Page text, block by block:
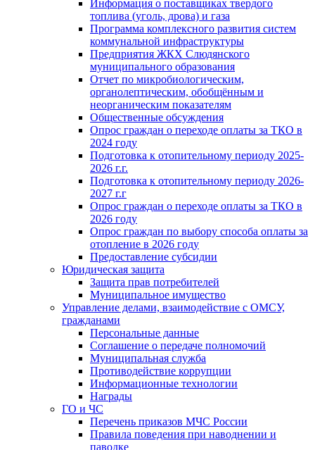
Информация о поставщиках твердого
топлива (уголь, дрова) и газа
Программа комплексного развития систем
коммунальной инфраструктуры
Предприятия ЖКХ Слюдянского
муниципального образования
Отчет по микробиологическим,
органолептическим, обобщённым и
неорганическим показателям
Общественные обсуждения
Опрос граждан о переходе оплаты за ТКО в
2024 году
Подготовка к отопительному периоду 2025-
2026 г.г.
Подготовка к отопительному периоду 2026-
2027 г.г
Опрос граждан о переходе оплаты за ТКО в
2026 году
Опрос граждан по выбору способа оплаты за
отопление в 2026 году
Предоставление субсидии
Юридическая защита
Защита прав потребителей
Муниципальное имущество
Управление делами, взаимодействие с ОМСУ,
гражданами
Персональные данные
Соглашение о передаче полномочий
Муниципальная служба
Противодействие коррупции
Информационные технологии
Награды
ГО и ЧС
Перечень приказов МЧС России
Правила поведения при наводнении и
паводке